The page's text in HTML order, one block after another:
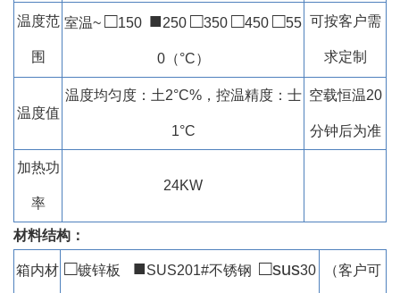
温度范
围
室温~ □150 ■250 □350 □450 □55
0（°C）
可按客户需
求定制
温度值
温度均匀度：土2°C%，控温精度：士
1°C
空载恒温20
分钟后为准
加热功
率
24KW
材料结构：
箱内材 □镀锌板 ■SUS201#不锈钢 □sus30 （客户可